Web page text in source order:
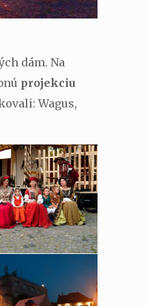
dám. Na
projekciu
Wagus,